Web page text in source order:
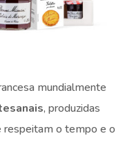
mundialmente
, produzidas
respeitam o tempo e o